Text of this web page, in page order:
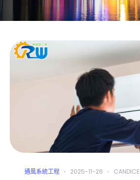
通風系統工程 2025-11-26 CANDICE